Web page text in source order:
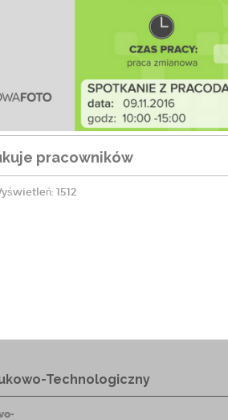
pracowników
1512
Technologiczny